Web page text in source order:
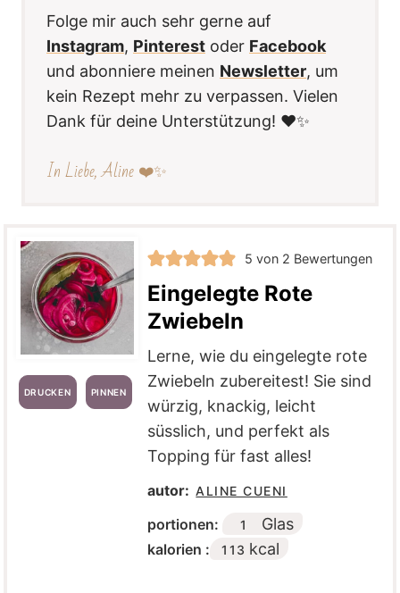
Folge mir auch sehr gerne auf
Instagram, Pinterest oder Facebook
und abonniere meinen Newsletter, um
kein Rezept mehr zu verpassen. Vielen
Dank für deine Unterstützung! ❤️✨
In Liebe, Aline ❤️✨
DRUCKEN PINNEN
5 von 2 Bewertungen
Eingelegte Rote
Zwiebeln
Lerne, wie du eingelegte rote
Zwiebeln zubereitest! Sie sind
würzig, knackig, leicht
süsslich, und perfekt als
Topping für fast alles!
autor: ALINE CUENI
portionen: 1 Glas
kalorien : 113 kcal